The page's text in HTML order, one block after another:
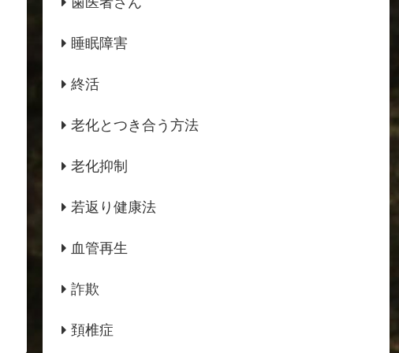
睡眠障害
終活
老化とつき合う方法
老化抑制
若返り健康法
血管再生
詐欺
頚椎症